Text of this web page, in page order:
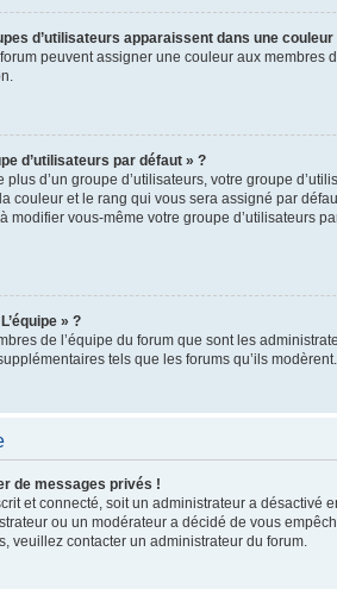
d’utilisateurs apparaissent dans une
peuvent assigner une couleur aux membres
d’utilisateurs par défaut » ?
plus d’un groupe d’utilisateurs, votre groupe
couleur et le rang qui vous sera assigné par
modifier vous-même votre groupe d’utilisateurs
» ?
de l’équipe du forum que sont les
tels que les forums qu’ils modèrent.
de messages privés !
et connecté, soit un administrateur a désactivé
ou un modérateur a décidé de vous
veuillez contacter un administrateur du forum.